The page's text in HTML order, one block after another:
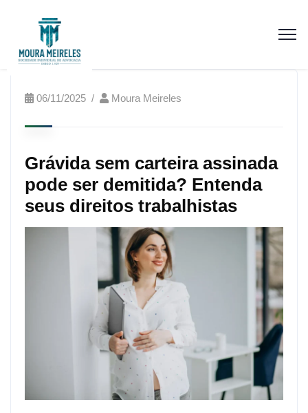
06/11/2025 Moura Meireles
Grávida sem carteira assinada
pode ser demitida? Entenda
seus direitos trabalhistas